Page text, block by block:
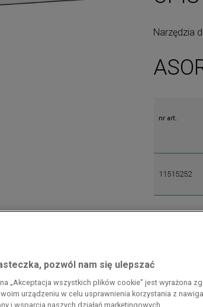
Narzędzia
nr art.
11515252
związana z cenami gazu ziemnego i energii
w ramach programu rządowego pod nazwą: „Pomoc dla
pozwól nam się ulepszać
„Akceptacja wszystkich plików cookie” jest wyrażona
urządzeniu w celu usprawnienia korzystania z
i wsparcia naszych działań marketingowych.